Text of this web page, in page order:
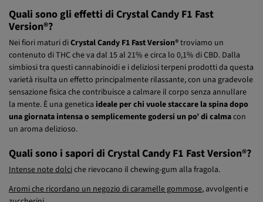
Version®?
Nei fiori maturi di
contenuto di THC che va dal 15 al 21% e circa lo 0,1% di CBD. Dalla
simbiosi tra questi cannabinoidi e i deliziosi terpeni prodotti da questa
varietà risulta un effetto principalmente rilassante, con una gradevole
sensazione fisica che contribuisce a calmare il corpo senza annullare
la mente. È una geneticaideale per chi vuole staccare la spina dopo
una giornata intensa o semplicemente godersi un po’ di calmacon
un aroma delizioso.
Intense note dolciche rievocano il chewing-gum alla fragola.
Aromi che ricordano un negozio di caramelle gommose
, avvolgenti e
zuccherini.